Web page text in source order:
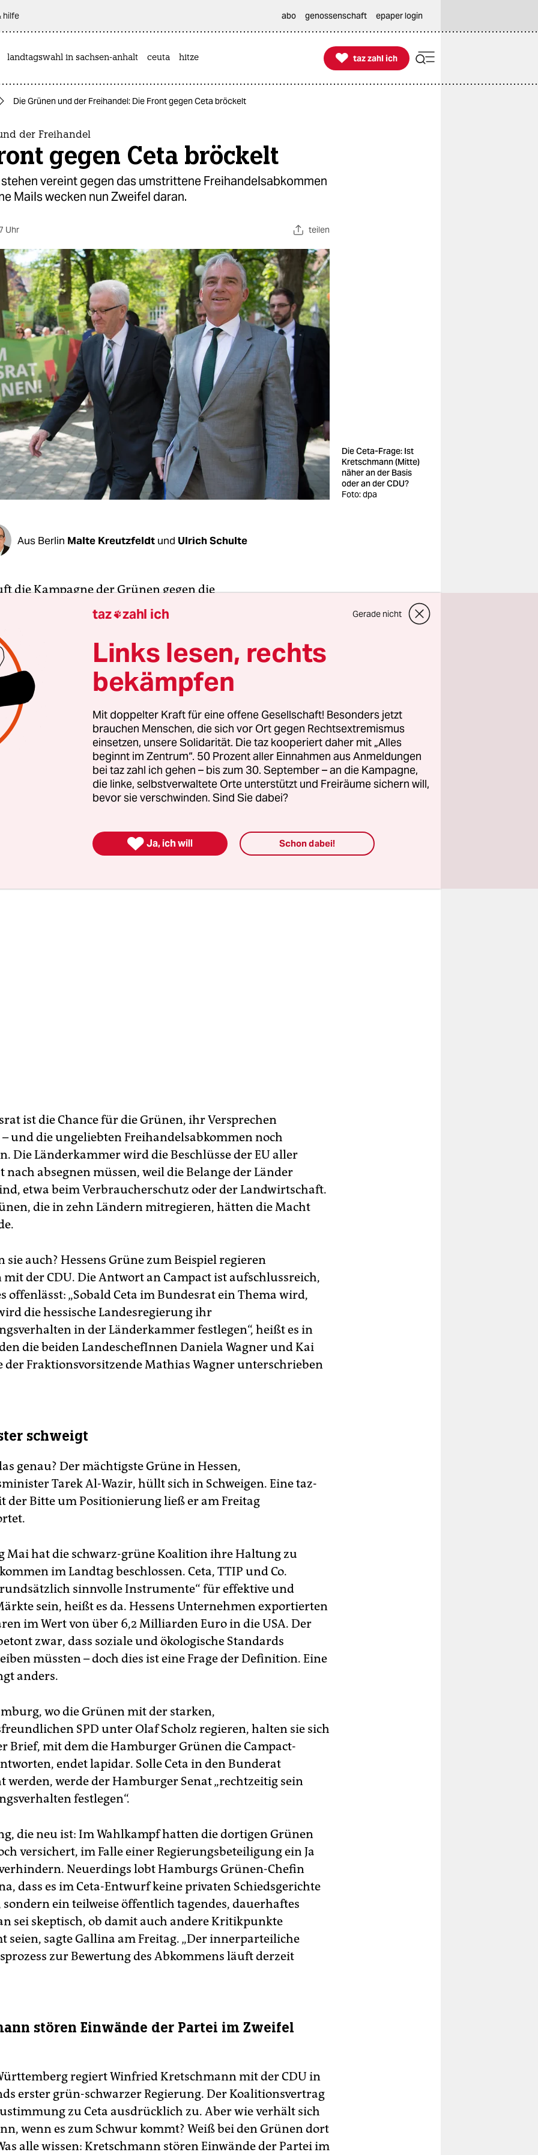
hilfe abo genossenschaft epaper login
landtagswahl in sachsen-anhalt ceuta hitze 
taz zahl ich
taz zahl ich
Die Grünen und der Freihandel: Die Front gegen Ceta bröckelt
der Freihandel
gegen Ceta bröckelt
stehen vereint gegen das umstrittene Freihandelsabkommen
Mails wecken nun Zweifel daran.
Uhr teilen
Die Ceta-Frage: Ist
Kretschmann (Mitte)
näher an der Basis
oder an der CDU?
Foto: dpa
Aus Berlin Malte Kreutzfeldt und Ulrich Schulte
die Kampagne der Grünen gegen die
auf Hochtouren. Parteichefin Simone Peter
Freitag einen Demoaufruf: Am 17. September sollen
Ökopartei in sieben Städten gegen Ceta und TTIP
Für gutes Essen ohne Gentechnik, für eine saubere
gerechte Arbeitsbedingungen. Peter verspricht: „Wir
wie die Grünen-Chefin tut, ist ihre Partei nicht. In
wackelt die grüne Front gegen Ceta. Das belegen
Grüner aus den Bundesländern an die
Campact. Die Aktivisten hatten grüne
-fraktionen und -ministerien wochenlang mit Fragen
sich mehrere von Grünen mitregierte Länder eine
im Bundesrat offenhalten. Das scheinbar klare Nein der
ist die Chance für die Grünen, ihr Versprechen
und die ungeliebten Freihandelsabkommen noch
Die Länderkammer wird die Beschlüsse der EU aller
nach absegnen müssen, weil die Belange der Länder
etwa beim Verbraucherschutz oder der Landwirtschaft.
die in zehn Ländern mitregieren, hätten die Macht
sie auch? Hessens Grüne zum Beispiel regieren
der CDU. Die Antwort an Campact ist aufschlussreich,
offenlässt: „Sobald Ceta im Bundesrat ein Thema wird,
die hessische Landesregierung ihr
in der Länderkammer festlegen“, heißt es in
die beiden LandeschefInnen Daniela Wagner und Kai
der Fraktionsvorsitzende Mathias Wagner unterschrieben
schweigt
genau? Der mächtigste Grüne in Hessen,
Tarek Al-Wazir, hüllt sich in Schweigen. Eine taz-
der Bitte um Positionierung ließ er am Freitag
Mai hat die schwarz-grüne Koalition ihre Haltung zu
im Landtag beschlossen. Ceta, TTIP und Co.
sinnvolle Instrumente“ für effektive und
sein, heißt es da. Hessens Unternehmen exportierten
im Wert von über 6,2 Milliarden Euro in die USA. Der
zwar, dass soziale und ökologische Standards
müssten – doch dies ist eine Frage der Definition. Eine
anders.
wo die Grünen mit der starken,
SPD unter Olaf Scholz regieren, halten sie sich
Brief, mit dem die Hamburger Grünen die Campact-
endet lapidar. Solle Ceta in den Bunderat
werden, werde der Hamburger Senat „rechtzeitig sein
festlegen“.
die neu ist: Im Wahlkampf hatten die dortigen Grünen
versichert, im Falle einer Regierungsbeteiligung ein Ja
Neuerdings lobt Hamburgs Grünen-Chefin
dass es im Ceta-Entwurf keine privaten Schiedsgerichte
sondern ein teilweise öffentlich tagendes, dauerhaftes
sei skeptisch, ob damit auch andere Kritikpunkte
seien, sagte Gallina am Freitag. „Der innerparteiliche
zur Bewertung des Abkommens läuft derzeit
stören Einwände der Partei im Zweifel
regiert Winfried Kretschmann mit der CDU in
erster grün-schwarzer Regierung. Der Koalitionsvertrag
zu Ceta ausdrücklich zu. Aber wie verhält sich
wenn es zum Schwur kommt? Weiß bei den Grünen dort
alle wissen: Kretschmann stören Einwände der Partei im
taz zahl ich Gerade nicht
Links lesen, rechts
bekämpfen
Mit doppelter Kraft für eine offene Gesellschaft! Besonders jetzt
brauchen Menschen, die sich vor Ort gegen Rechtsextremismus
einsetzen, unsere Solidarität. Die taz kooperiert daher mit „Alles
beginnt im Zentrum“. 50 Prozent aller Einnahmen aus Anmeldungen
bei taz zahl ich gehen – bis zum 30. September – an die Kampagne,
die linke, selbstverwaltete Orte unterstützt und Freiräume sichern will,
bevor sie verschwinden. Sind Sie dabei?
 Ja, ich will Schon dabei!